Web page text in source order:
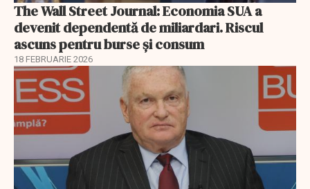
The Wall Street Journal: Economia SUA a
devenit dependentă de miliardari. Riscul
ascuns pentru burse și consum
18 FEBRUARIE 2026
EXCLUSIV